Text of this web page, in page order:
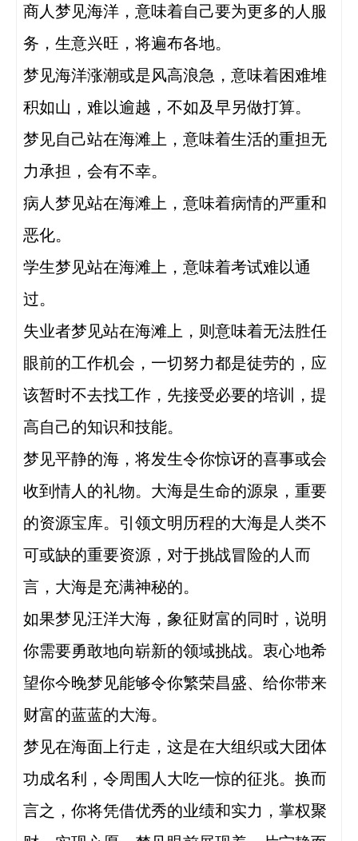
商人梦见海洋，意味着自己要为更多的人服
务，生意兴旺，将遍布各地。
梦见海洋涨潮或是风高浪急，意味着困难堆
积如山，难以逾越，不如及早另做打算。
梦见自己站在海滩上，意味着生活的重担无
力承担，会有不幸。
病人梦见站在海滩上，意味着病情的严重和
恶化。
学生梦见站在海滩上，意味着考试难以通
过。
失业者梦见站在海滩上，则意味着无法胜任
眼前的工作机会，一切努力都是徒劳的，应
该暂时不去找工作，先接受必要的培训，提
高自己的知识和技能。
梦见平静的海，将发生令你惊讶的喜事或会
收到情人的礼物。大海是生命的源泉，重要
的资源宝库。引领文明历程的大海是人类不
可或缺的重要资源，对于挑战冒险的人而
言，大海是充满神秘的。
如果梦见汪洋大海，象征财富的同时，说明
你需要勇敢地向崭新的领域挑战。衷心地希
望你今晚梦见能够令你繁荣昌盛、给你带来
财富的蓝蓝的大海。
梦见在海面上行走，这是在大组织或大团体
功成名利，令周围人大吃一惊的征兆。换而
言之，你将凭借优秀的业绩和实力，掌权聚